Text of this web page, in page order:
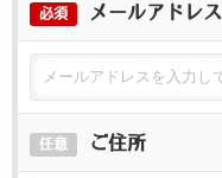
必須 メールアドレス
任意 ご住所